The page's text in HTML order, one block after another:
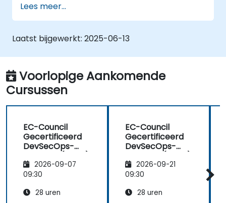
Lees meer...
Laatst bijgewerkt: 2025-06-13
Voorlopige Aankomende
Cursussen
EC-Council
Gecertificeerd
DevSecOps-
2026-09-07
09:30
28 uren
EC-Council
Gecertificeerd
DevSecOps-
2026-09-21
09:30
28 uren